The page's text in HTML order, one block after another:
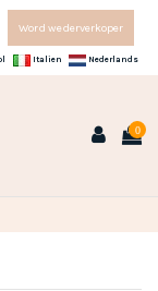
Word wederverkoper
Italien Nederlands
0